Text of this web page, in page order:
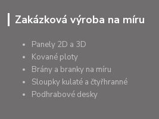
Zakázková výroba na míru
Panely 2D a 3D
Kované ploty
Brány a branky na míru
Sloupky kulaté a čtyřhranné
Podhrabové desky